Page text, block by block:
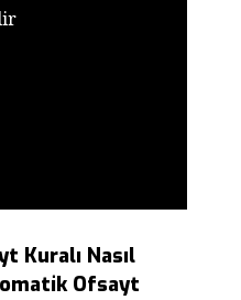
Kuralı Nasıl
Ofsayt